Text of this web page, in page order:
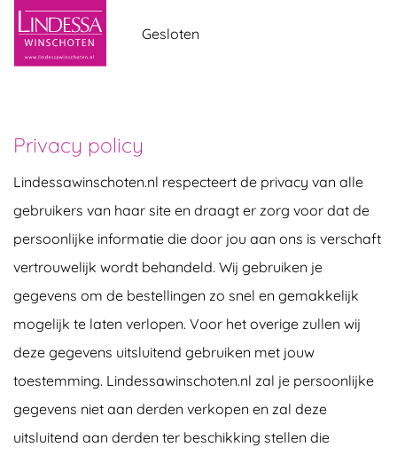
overslaan
Gesloten
Privacy policy
Lindessawinschoten.nl respecteert de privacy van alle
gebruikers van haar site en draagt er zorg voor dat de
persoonlijke informatie die door jou aan ons is verschaft
vertrouwelijk wordt behandeld. Wij gebruiken je
gegevens om de bestellingen zo snel en gemakkelijk
mogelijk te laten verlopen. Voor het overige zullen wij
deze gegevens uitsluitend gebruiken met jouw
toestemming. Lindessawinschoten.nl zal je persoonlijke
gegevens niet aan derden verkopen en zal deze
uitsluitend aan derden ter beschikking stellen die